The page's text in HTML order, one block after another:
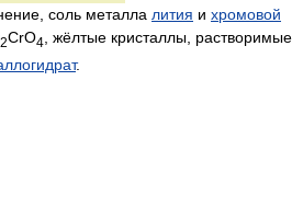
соль металла лития и хромовой
2CrO4
, жёлтые кристаллы, растворимые
.